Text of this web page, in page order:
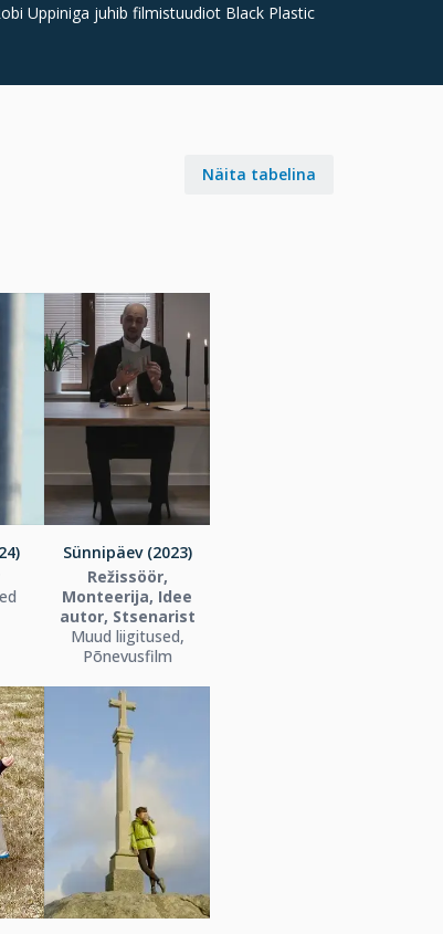
Uppiniga juhib filmistuudiot Black Plastic
Näita tabelina
Sünnipäev (2023)
Režissöör,
Monteerija, Idee
autor, Stsenarist
Muud liigitused,
Põnevusfilm